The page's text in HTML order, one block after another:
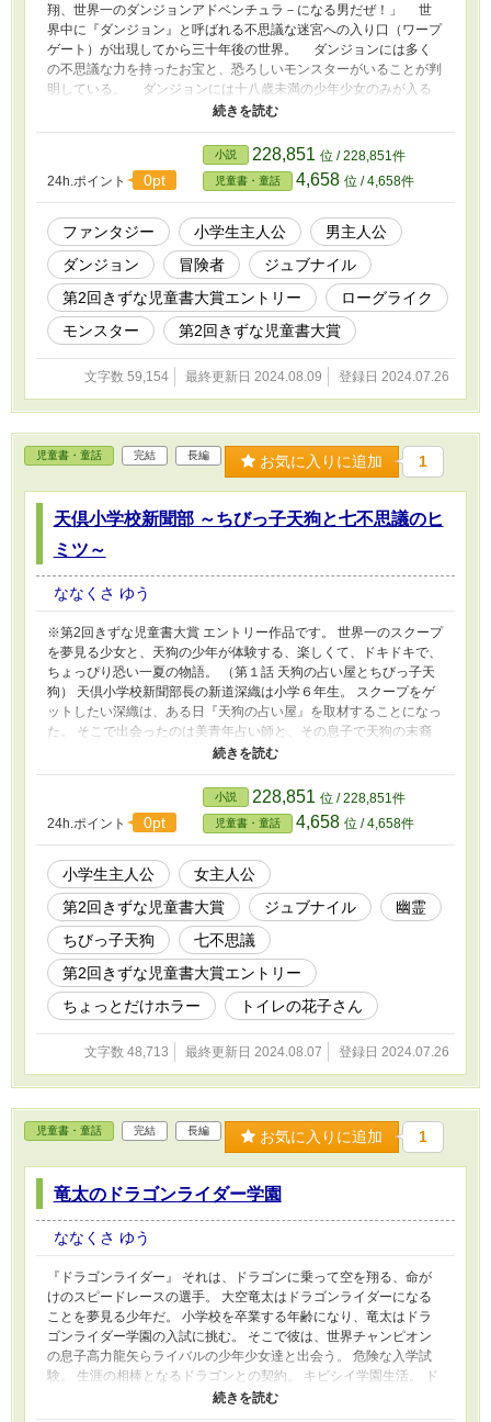
翔、世界一のダンジョンアドベンチュラ－になる男だぜ！」 世
界中に『ダンジョン』と呼ばれる不思議な迷宮への入り口（ワープ
ゲート）が出現してから三十年後の世界。 ダンジョンには多く
の不思議な力を持ったお宝と、恐ろしいモンスターがいることが判
明している。 ダンジョンには十八歳未満の少年少女のみが入る
ことができる。 この世界ではダンジョンを探索する少年少女を
『ダンジョンアドベンチュラ－』と呼ぶ。 小学六年生の志音疾
翔は、幼なじみの春風優汰、ライバルの飛来挑英、そしてヒロイン
の海野蒼とともに、ダンジョンアドベンチュラ－になるための試験
に挑む。 試験に合格する条件は初心者向けダンジョンを攻略す
ること。 初めてのダンジョン、初めてのアイテム、初めてのモ
ンスターとの戦い。 四人は順調に探索を続けるが、やがてダン
ジョンに異変が起き始める。 初心者向けのダンジョンには出現
しないはずの強力なモンスターが襲いかかり、見つからないはずの
強力なアイテムが次々と見つかったのだ。 試験の中止も検討さ
れるが、緊急脱出用アイテムも使えなくなってしまう！ 果たし
て四人は無事ダンジョンをクリアーして、ダンジョンアドベンチュ
ラ－になれるのか！？ 命がけの冒険が今、始まる ------------------
※第2回きずな児童書大賞エントリー作品です。
24h.ポイント 0pt
小説 228,851 位 / 228,851件
児童書・童話 4,658 位 / 4,658件
ファンタジー 小学生主人公
男主人公
ダンジョン
冒険者
ジュブナイル
第2回きずな児童書大賞エントリー
ローグライク
モンスター
第2回きずな児童書大賞
文字数 59,154 最終更新日 2024.08.09 登録日 2024.07.26
児童書・童話 完結 長編 お気に入りに追加 1
天倶小学校新聞部 ～ちびっ子天狗と七不思議のヒ
ミツ～
ななくさ ゆう
※第2回きずな児童書大賞 エントリー作品です。 世界一のスクープ
を夢見る少女と、天狗の少年が体験する、楽しくて、ドキドキで、
ちょっぴり恐い一夏の物語。 （第１話 天狗の占い屋とちびっ子天
狗） 天倶小学校新聞部長の新道深織は小学６年生。 スクープをゲ
ットしたい深織は、ある日『天狗の占い屋』を取材することになっ
た。 そこで出会ったのは美青年占い師と、その息子で天狗の末裔
を名乗る生意気少年の神保楓林。 信じられないと思う深織だった
が、楓林が団扇を一振りすると、深織の前に亡くなったはずのおば
あちゃんの幽霊が現れた！？ （第２話 天倶町七不思議のヒミ
ツ！？） 深織は天倶町七不思議の噂を知る。 深織は楓林と共に以
下の七不思議の正体を取材することになった。 ・よく当たる占い
屋 ・トイレの花子さん ・泣き声の聞こえる祠 ・動き回るお地蔵様
・ありえないラーメン ・怪奇現象の映るレンタルビデオ ・夜な夜
なお墓に漂う鬼火 取材を進めるとほとんどの七不思議に「オチ」
がついてがっくり。 だが、七不思議には実はちょっぴり恐くて物
悲しい真相が…… 全ての真相を知ったとき、世界一のスクープを
目指す深織は何を思う？ 凸凹小学生コンビが夏に体験する、ちょ
っぴり恐くてドキドキのジュブナイル物語。 ---------------------- ※過
去にカクヨムに掲載した作品を、改題、改稿したものです
24h.ポイント 0pt
小説 228,851 位 / 228,851件
児童書・童話 4,658 位 / 4,658件
小学生主人公
女主人公
第2回きずな児童書大賞
ジュブナイル
幽霊
ちびっ子天狗
七不思議
第2回きずな児童書大賞エントリー
ちょっとだけホラー
トイレの花子さん
文字数 48,713 最終更新日 2024.08.07 登録日 2024.07.26
児童書・童話 完結 長編 お気に入りに追加 1
竜太のドラゴンライダー学園
ななくさ ゆう
『ドラゴンライダー』 それは、ドラゴンに乗って空を翔る、命が
けのスピードレースの選手。 大空竜太はドラゴンライダーになる
ことを夢見る少年だ。 小学校を卒業する年齢になり、竜太はドラ
ゴンライダー学園の入試に挑む。 そこで彼は、世界チャンピオン
の息子高力龍矢らライバルの少年少女達と出会う。 危険な入学試
験。 生涯の相棒となるドラゴンとの契約。 キビシイ学園生活。 ド
ラゴンライダーになりたい！ ただそれだけを夢見て、少年少女達
は苦難を乗り越える。 一方で夢かなわず学園を去る者もいる。 そ